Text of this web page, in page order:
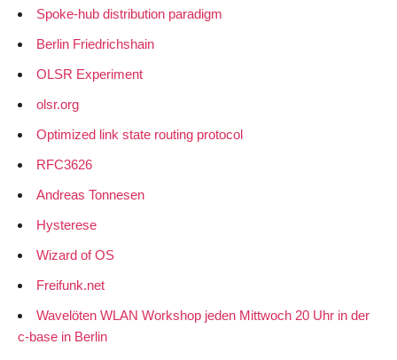
Spoke-hub distribution paradigm
Berlin Friedrichshain
OLSR Experiment
olsr.org
Optimized link state routing protocol
RFC3626
Andreas Tonnesen
Hysterese
Wizard of OS
Freifunk.net
Wavelöten WLAN Workshop jeden Mittwoch 20 Uhr in der
c-base in Berlin